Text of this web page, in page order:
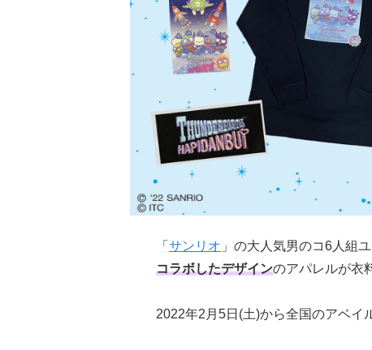
「 サンリオ 」の大人気男のコ6人組
コラボしたデザインのアパレルが衣
2022年2月5日(土)から全国のアベイ